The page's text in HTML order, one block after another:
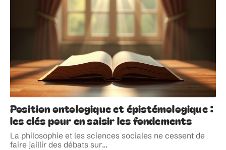
Position ontologique et épistémologique :
les clés pour en saisir les fondements
La philosophie et les sciences sociales ne cessent de
faire jaillir des débats sur…